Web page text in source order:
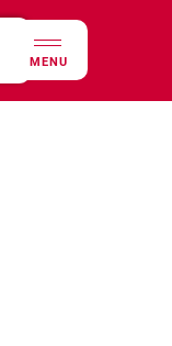
MENU